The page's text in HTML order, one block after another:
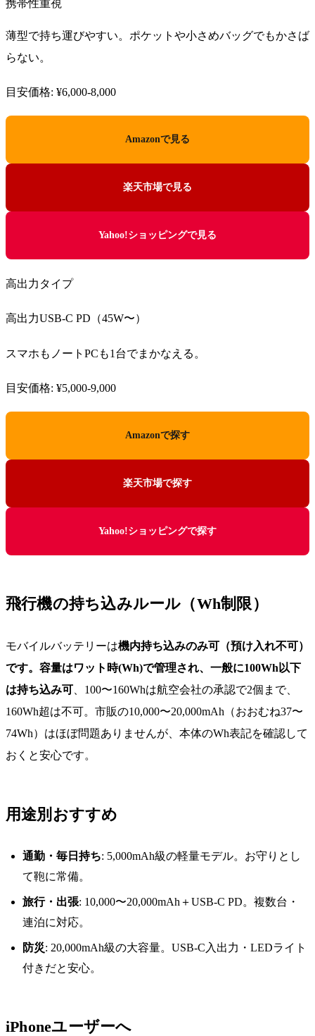
携帯性重視
薄型で持ち運びやすい。ポケットや小さめバッグでもかさば
らない。
目安価格: ¥6,000-8,000
Amazonで見る
楽天市場で見る
Yahoo!ショッピングで見る
高出力タイプ
高出力USB-C PD（45W〜）
スマホもノートPCも1台でまかなえる。
目安価格: ¥5,000-9,000
Amazonで探す
楽天市場で探す
Yahoo!ショッピングで探す
飛行機の持ち込みルール（Wh制限）
モバイルバッテリーは機内持ち込みのみ可（預け入れ不可）
です。容量はワット時(Wh)で管理され、一般に100Wh以下
は持ち込み可 、100〜160Whは航空会社の承認で2個まで、
160Wh超は不可。市販の10,000〜20,000mAh（おおむね37〜
74Wh）はほぼ問題ありませんが、本体のWh表記を確認して
おくと安心です。
用途別おすすめ
通勤・毎日持ち: 5,000mAh級の軽量モデル。お守りとし
て鞄に常備。
旅行・出張: 10,000〜20,000mAh＋USB-C PD。複数台・
連泊に対応。
防災: 20,000mAh級の大容量。USB-C入出力・LEDライト
付きだと安心。
iPhoneユーザーへ